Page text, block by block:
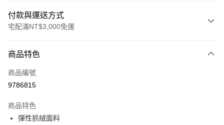
付款與運送方式
宅配滿NT$3,000免運
信用卡一次付款
信用卡分期付款
合作金庫商業銀行
華南商業銀行
LINE Pay
商品特色
商品編號
9786815
商品特色
彈性抓絨面料